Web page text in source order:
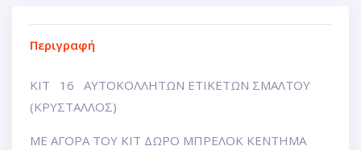
Περιγραφή
ΚΙΤ 16 ΑΥΤΟΚΟΛΛΗΤΩΝ ΕΤΙΚΕΤΩΝ ΣΜΑΛΤΟΥ
(ΚΡΥΣΤΑΛΛΟΣ)
ΜΕ ΑΓΟΡΑ ΤΟΥ ΚΙΤ ΔΩΡΟ ΜΠΡΕΛΟΚ ΚΕΝΤΗΜΑ